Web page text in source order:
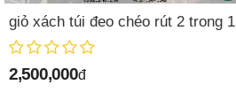
giỏ xách túi đeo chéo rút 2 trong 1
2,500,000đ